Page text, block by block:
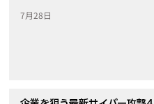
7月28日